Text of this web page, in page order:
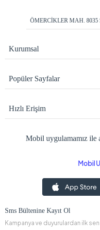
ÖMERCİKLER MAH.
Kurumsal
Popüler Sayfalar
Hızlı Erişim
Mobil uygulamamız ile
Mobil
Sms Bültenine Kayıt Ol
Kampanya ve duyurulardan ilk